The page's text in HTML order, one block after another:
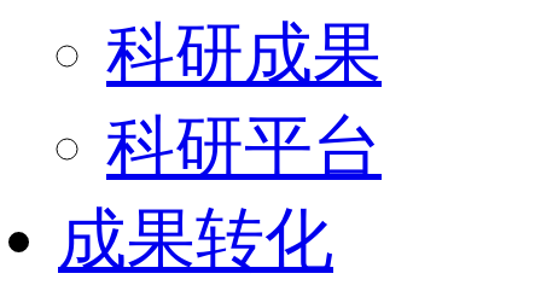
科研成果
科研平台
成果转化